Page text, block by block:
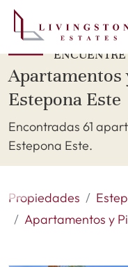
ENCUENTRE
Apartamentos
Estepona Este
Encontradas 61
Estepona Este.
Propiedades
Apartamentos y